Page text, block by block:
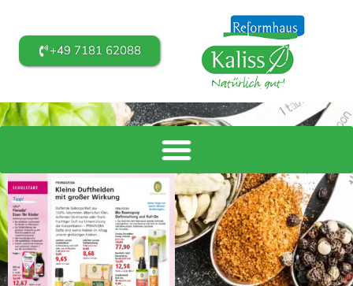
+49 7181 62088